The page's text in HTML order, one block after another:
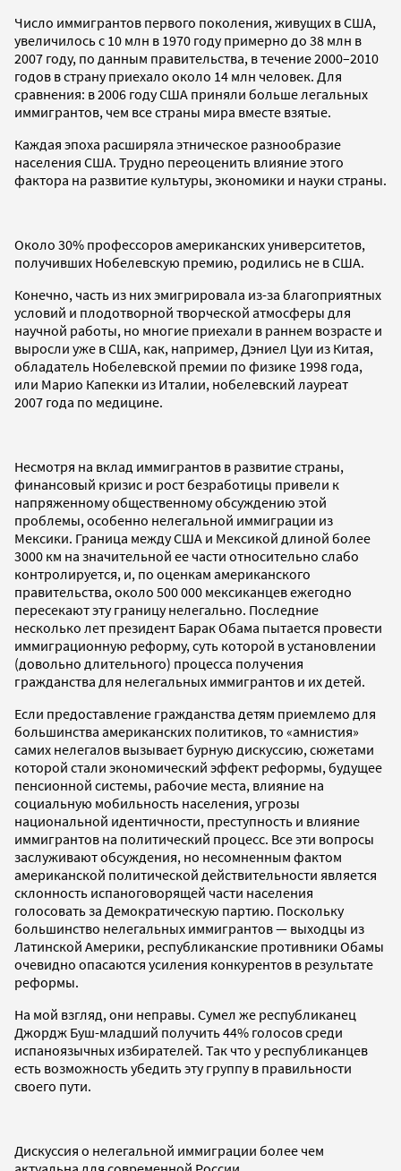
Число иммигрантов первого поколения, живущих в США,
увеличилось с 10 млн в 1970 году примерно до 38 млн в
2007 году, по данным правительства, в течение 2000–2010
годов в страну приехало около 14 млн человек. Для
сравнения: в 2006 году США приняли больше легальных
иммигрантов, чем все страны мира вместе взятые.
Каждая эпоха расширяла этническое разнообразие
населения США. Трудно переоценить влияние этого
фактора на развитие культуры, экономики и науки страны.
Около 30% профессоров американских университетов,
получивших Нобелевскую премию, родились не в США.
Конечно, часть из них эмигрировала из-за благоприятных
условий и плодотворной творческой атмосферы для
научной работы, но многие приехали в раннем возрасте и
выросли уже в США, как, например, Дэниел Цуи из Китая,
обладатель Нобелевской премии по физике 1998 года,
или Марио Капекки из Италии, нобелевский лауреат
2007 года по медицине.
Несмотря на вклад иммигрантов в развитие страны,
финансовый кризис и рост безработицы привели к
напряженному общественному обсуждению этой
проблемы, особенно нелегальной иммиграции из
Мексики. Граница между США и Мексикой длиной более
3000 км на значительной ее части относительно слабо
контролируется, и, по оценкам американского
правительства, около 500 000 мексиканцев ежегодно
пересекают эту границу нелегально. Последние
несколько лет президент Барак Обама пытается провести
иммиграционную реформу, суть которой в установлении
(довольно длительного) процесса получения
гражданства для нелегальных иммигрантов и их детей.
Если предоставление гражданства детям приемлемо для
большинства американских политиков, то «амнистия»
самих нелегалов вызывает бурную дискуссию, сюжетами
которой стали экономический эффект реформы, будущее
пенсионной системы, рабочие места, влияние на
социальную мобильность населения, угрозы
национальной идентичности, преступность и влияние
иммигрантов на политический процесс. Все эти вопросы
заслуживают обсуждения, но несомненным фактом
американской политической действительности является
склонность испаноговорящей части населения
голосовать за Демократическую партию. Поскольку
большинство нелегальных иммигрантов — выходцы из
Латинской Америки, республиканские противники Обамы
очевидно опасаются усиления конкурентов в результате
реформы.
На мой взгляд, они неправы. Сумел же республиканец
Джордж Буш-младший получить 44% голосов среди
испаноязычных избирателей. Так что у республиканцев
есть возможность убедить эту группу в правильности
своего пути.
Дискуссия о нелегальной иммиграции более чем